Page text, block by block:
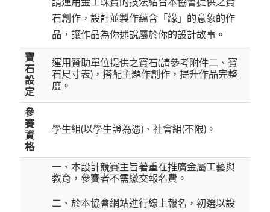
請運用金工珠寶的技法結合本協會提供之寶
石創作，設計並製作蘊含「緣」的意象的作
品，讓作品為你述說屬於你的設計故事。
寶
石
設
定
運用贊助單位提供之寶石(請參考附件二、寶
石尺寸表)，搭配主題作創作，提升作品完整
度。
參
賽
資
格
學生組(以學生證為憑)、社會組(不限)。
一、本設計競賽主旨著重在推廣金屬工藝與
教育，參賽者不需繳交報名費。
二、於本協會網站進行線上報名，初選以設